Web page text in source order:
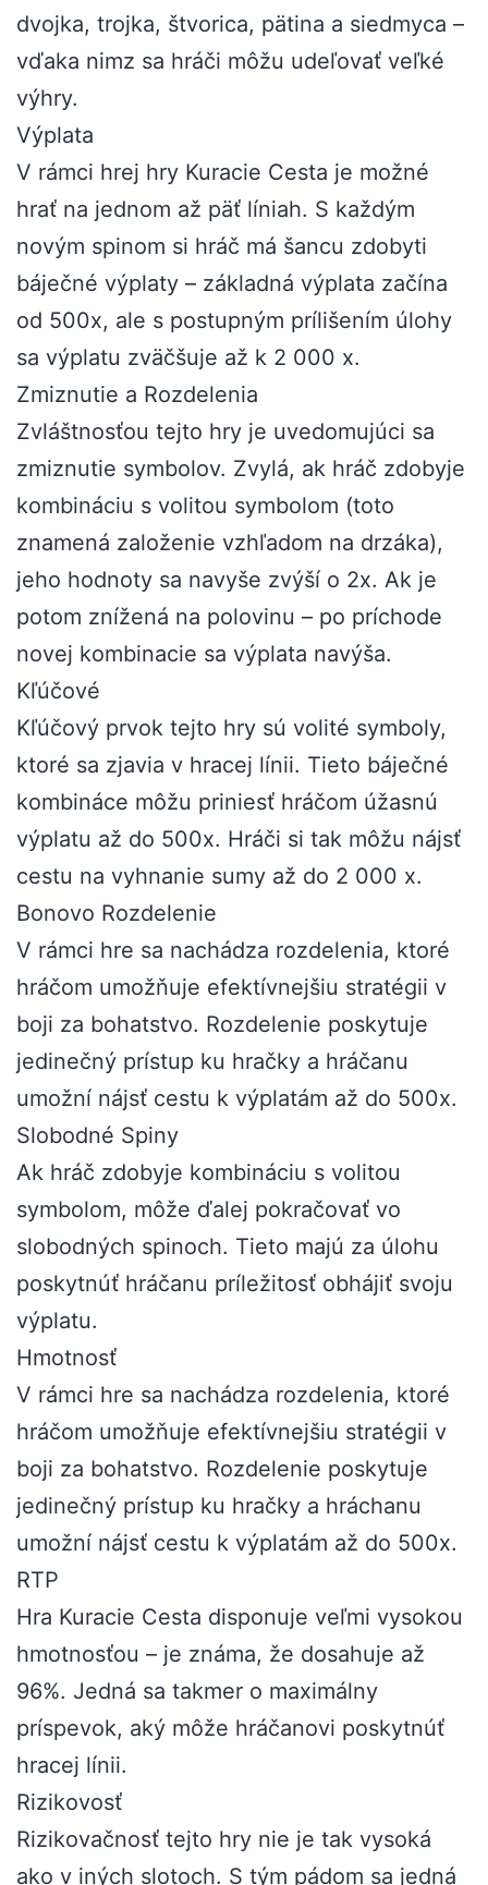
dvojka, trojka, štvorica, pätina a siedmyca –
vďaka nimz sa hráči môžu udeľovať veľké
výhry.
Výplata
V rámci hrej hry Kuracie Cesta je možné
hrať na jednom až päť líniah. S každým
novým spinom si hráč má šancu zdobyti
báječné výplaty – základná výplata začína
od 500x, ale s postupným prílišením úlohy
sa výplatu zväčšuje až k 2 000 x.
Zmiznutie a Rozdelenia
Zvláštnosťou tejto hry je uvedomujúci sa
zmiznutie symbolov. Zvylá, ak hráč zdobyje
kombináciu s volitou symbolom (toto
znamená založenie vzhľadom na drzáka),
jeho hodnoty sa navyše zvýší o 2x. Ak je
potom znížená na polovinu – po príchode
novej kombinacie sa výplata navýša.
Kľúčové
Kľúčový prvok tejto hry sú volité symboly,
ktoré sa zjavia v hracej línii. Tieto báječné
kombináce môžu priniesť hráčom úžasnú
výplatu až do 500x. Hráči si tak môžu nájsť
cestu na vyhnanie sumy až do 2 000 x.
Bonovo Rozdelenie
V rámci hre sa nachádza rozdelenia, ktoré
hráčom umožňuje efektívnejšiu stratégii v
boji za bohatstvo. Rozdelenie poskytuje
jedinečný prístup ku hračky a hráčanu
umožní nájsť cestu k výplatám až do 500x.
Slobodné Spiny
Ak hráč zdobyje kombináciu s volitou
symbolom, môže ďalej pokračovať vo
slobodných spinoch. Tieto majú za úlohu
poskytnúť hráčanu príležitosť obhájiť svoju
výplatu.
Hmotnosť
V rámci hre sa nachádza rozdelenia, ktoré
hráčom umožňuje efektívnejšiu stratégii v
boji za bohatstvo. Rozdelenie poskytuje
jedinečný prístup ku hračky a hráchanu
umožní nájsť cestu k výplatám až do 500x.
RTP
Hra Kuracie Cesta disponuje veľmi vysokou
hmotnosťou – je známa, že dosahuje až
96%. Jedná sa takmer o maximálny
príspevok, aký môže hráčanovi poskytnúť
hracej línii.
Rizikovosť
Rizikovačnosť tejto hry nie je tak vysoká
ako v iných slotoch. S tým pádom sa jedná